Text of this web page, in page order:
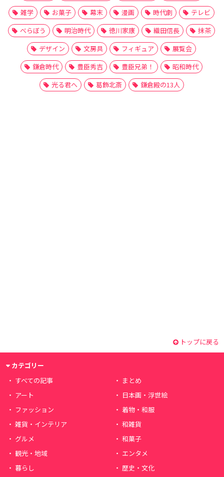
雑学
お菓子 幕末 漫画 時代劇
テレビ
べらぼう
明治時代 徳川家康 織田信長
抹茶
デザイン
文房具 フィギュア
展覧会
鎌倉時代
豊臣秀吉 豊臣兄弟！
昭和時代
光る君へ
葛飾北斎 鎌倉殿の13人
トップに戻る
カテゴリー
すべての記事
まとめ
アート
日本画・浮世絵
ファッション
着物・和服
雑貨・インテリア
和雑貨
グルメ
和菓子
観光・地域
エンタメ
暮らし
歴史・文化